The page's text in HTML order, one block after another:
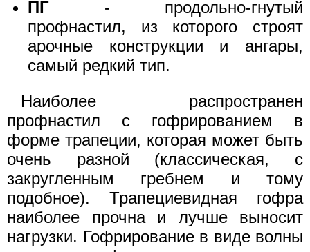
ПГ - продольно-гнутый
профнастил, из которого строят
арочные конструкции и ангары,
самый редкий тип.
Наиболее распространен
профнастил с гофрированием в
форме трапеции, которая может быть
очень разной (классическая, с
закругленным гребнем и тому
подобное). Трапециевидная гофра
наиболее прочна и лучше выносит
нагрузки. Гофрирование в виде волны